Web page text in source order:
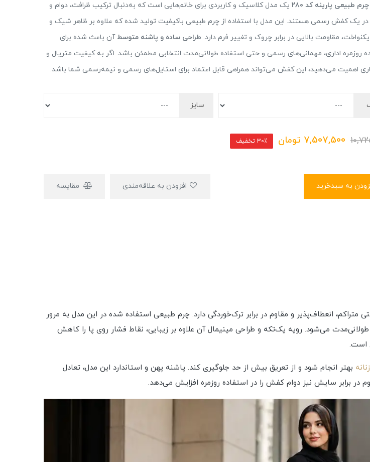
طبیعی پارینه کد ۲۸۰
یک مدل کلاسیک و کاربردی برای خانم‌هایی است که به‌دنبال ترکیب ظرافت، دوام و
در یک کفش رسمی هستند. این مدل با استفاده از چرم طبیعی باکیفیت تولید شده که علاوه بر ظاهر شیک و
مقاومت بالایی در برابر چروک و تغییر فرم دارد. طراحی ساده و پاشنه متوسط آن باعث شده برای
روزمره اداری، مهمانی‌های رسمی و حتی استفاده طولانی‌مدت انتخابی مطمئن باشد. اگر به کیفیت متریال و
اهمیت می‌دهید، این کفش می‌تواند همراهی قابل اعتماد برای استایل‌های رسمی و نیمه‌رسمی شما باشد.
سایز
7,507,500 تومان 30٪ تخفیف
به سبدخرید مقایسه
تولید شده که بافتی متراکم، انعطاف‌پذیر و مقاوم در برابر ترک‌خوردگی دارد. چرم طبیعی استفاده‌ شده در این مدل به مرور
می‌شود. رویه یک‌تکه و طراحی مینیمال آن علاوه بر زیبایی، نقاط فشار روی پا را کاهش
است.
بهتر انجام شود و از تعریق بیش از حد جلوگیری کند. پاشنه پهن و استاندارد این مدل، تعادل
برابر سایش نیز دوام کفش را در استفاده روزمره افزایش می‌دهد.